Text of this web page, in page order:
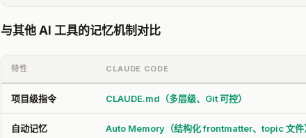
与其他 AI 工具的记忆机制对比
特性 CLAUDE CODE
项目级指令 CLAUDE.md（多层级、Git 可控）
自动记忆 Auto Memory（结构化 frontmatter、topic 文件